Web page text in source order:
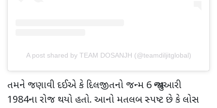
A post shared by TEAM DOSANJH (@teamdiljitglobal)
તમને જણાવી દઈએ કે દિલજીતનો જન્મ 6જાન્યુઆરી
1984ના રોજ થયો હતો. આનો મતલબ સ્પષ્ટ છે કે લોસ